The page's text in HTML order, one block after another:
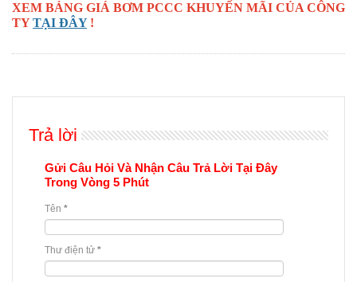
XEM BẢNG GIÁ BƠM PCCC KHUYẾN MÃI CỦA CÔNG
TYTẠI ĐÂY!
Trả lời
Gửi Câu Hỏi Và Nhận Câu Trả Lời Tại Đây
Trong Vòng 5 Phút
Tên *
Thư điện tử *